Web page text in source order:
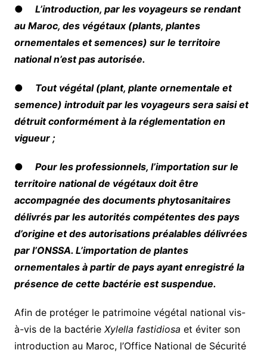
● L’introduction, par les voyageurs se rendant
au Maroc, des végétaux (plants, plantes
ornementales et semences) sur le territoire
national n’est pas autorisée.
● Tout végétal (plant, plante ornementale et
semence) introduit par les voyageurs sera saisi et
détruit conformément à la réglementation en
vigueur ;
● Pour les professionnels, l’importation sur le
territoire national de végétaux doit être
accompagnée des documents phytosanitaires
délivrés par les autorités compétentes des pays
d’origine et des autorisations préalables délivrées
par l’ONSSA. L’importation de plantes
ornementales à partir de pays ayant enregistré la
présence de cette bactérie est suspendue.
Afin de protéger le patrimoine végétal national vis-
à-vis de la bactérie Xylella fastidiosa et éviter son
introduction au Maroc, l’Office National de Sécurité